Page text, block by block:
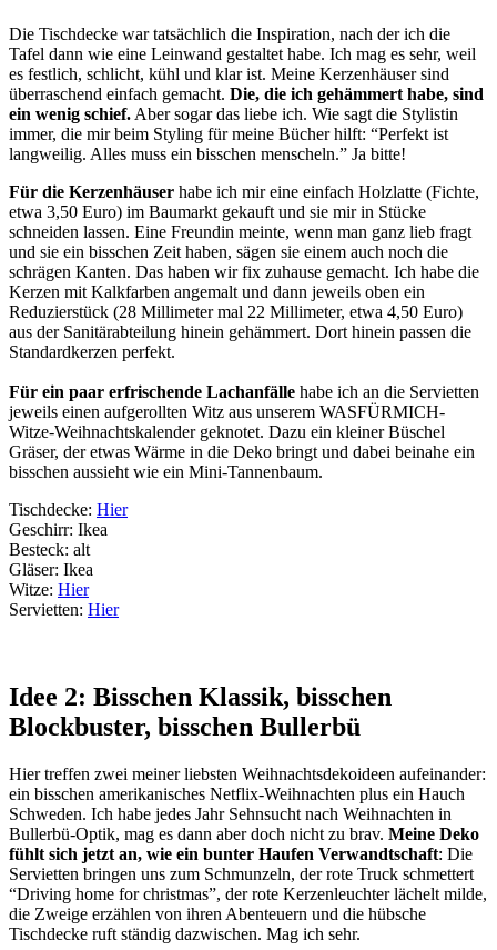
Die Tischdecke war tatsächlich die Inspiration, nach der ich die
Tafel dann wie eine Leinwand gestaltet habe. Ich mag es sehr, weil
es festlich, schlicht, kühl und klar ist. Meine Kerzenhäuser sind
überraschend einfach gemacht. Die, die ich gehämmert habe, sind
ein wenig schief. Aber sogar das liebe ich. Wie sagt die Stylistin
immer, die mir beim Styling für meine Bücher hilft: “Perfekt ist
langweilig. Alles muss ein bisschen menscheln.” Ja bitte!
Für die Kerzenhäuser habe ich mir eine einfach Holzlatte (Fichte,
etwa 3,50 Euro) im Baumarkt gekauft und sie mir in Stücke
schneiden lassen. Eine Freundin meinte, wenn man ganz lieb fragt
und sie ein bisschen Zeit haben, sägen sie einem auch noch die
schrägen Kanten. Das haben wir fix zuhause gemacht. Ich habe die
Kerzen mit Kalkfarben angemalt und dann jeweils oben ein
Reduzierstück (28 Millimeter mal 22 Millimeter, etwa 4,50 Euro)
aus der Sanitärabteilung hinein gehämmert. Dort hinein passen die
Standardkerzen perfekt.
Für ein paar erfrischende Lachanfälle habe ich an die Servietten
jeweils einen aufgerollten Witz aus unserem WASFÜRMICH-
Witze-Weihnachtskalender geknotet. Dazu ein kleiner Büschel
Gräser, der etwas Wärme in die Deko bringt und dabei beinahe ein
bisschen aussieht wie ein Mini-Tannenbaum.
Tischdecke: Hier
Geschirr: Ikea
Besteck: alt
Gläser: Ikea
Witze: Hier
Servietten: Hier
Idee 2: Bisschen Klassik, bisschen
Blockbuster, bisschen Bullerbü
Hier treffen zwei meiner liebsten Weihnachtsdekoideen aufeinander:
ein bisschen amerikanisches Netflix-Weihnachten plus ein Hauch
Schweden. Ich habe jedes Jahr Sehnsucht nach Weihnachten in
Bullerbü-Optik, mag es dann aber doch nicht zu brav. Meine Deko
fühlt sich jetzt an, wie ein bunter Haufen Verwandtschaft: Die
Servietten bringen uns zum Schmunzeln, der rote Truck schmettert
“Driving home for christmas”, der rote Kerzenleuchter lächelt milde,
die Zweige erzählen von ihren Abenteuern und die hübsche
Tischdecke ruft ständig dazwischen. Mag ich sehr.